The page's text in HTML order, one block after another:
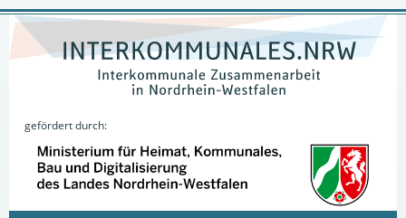
gefördert durch: